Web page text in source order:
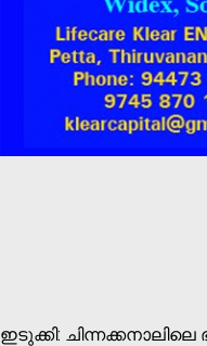
ഇടുക്കി: